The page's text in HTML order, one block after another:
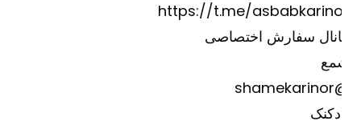
https://t.me/
سفارش اختصاصی